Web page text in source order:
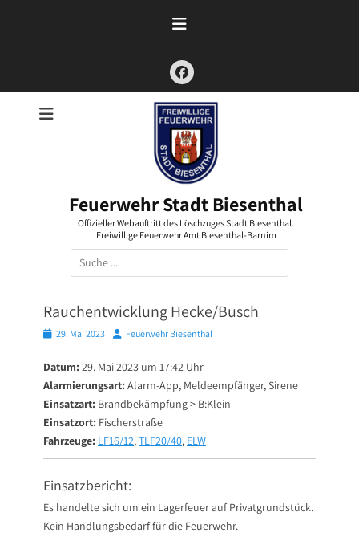
Facebook
Feuerwehr Stadt Biesenthal
Offizieller Webauftritt des Löschzuges Stadt Biesenthal.
Freiwillige Feuerwehr Amt Biesenthal-Barnim
Suchen
nach:
Rauchentwicklung Hecke/Busch
Posted29. Mai 2023 AutorFeuerwehr Biesenthal
Datum: 29. Mai 2023 um 17:42 Uhr
Alarmierungsart: Alarm-App, Meldeempfänger, Sirene
Einsatzart: Brandbekämpfung > B:Klein
Einsatzort: Fischerstraße
Fahrzeuge: LF16/12,TLF20/40, ELW
Einsatzbericht:
Es handelte sich um ein Lagerfeuer auf Privatgrundstück.
Kein Handlungsbedarf für die Feuerwehr.